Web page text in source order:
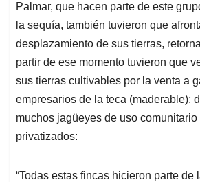
Palmar, que hacen parte de este
la sequía, también tuvieron que
desplazamiento de sus tierras,
partir de ese momento tuvieron que
sus tierras cultivables por la venta a
empresarios de la teca (maderable);
muchos jagüeyes de uso
privatizados:
“Todas estas fincas hicieron parte de